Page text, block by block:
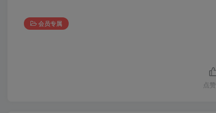
会员专属
点赞